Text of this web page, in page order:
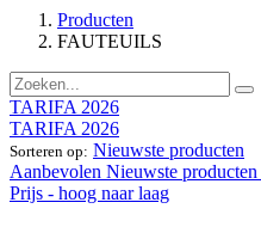
Producten
FAUTEUILS
TARIFA 2026
TARIFA 2026
Sorteren op: Nieuwste producten
Aanbevolen Nieuwste producten
Prijs - hoog naar laag